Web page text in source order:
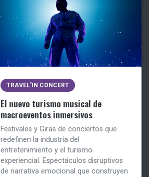
TRAVEL'IN CONCERT
El nuevo turismo musical de
macroeventos inmersivos
Festivales y Giras de conciertos que
redefinen la industria del
entretenimiento y el turismo
experiencial. Espectáculos disruptivos
de narrativa emocional que construyen